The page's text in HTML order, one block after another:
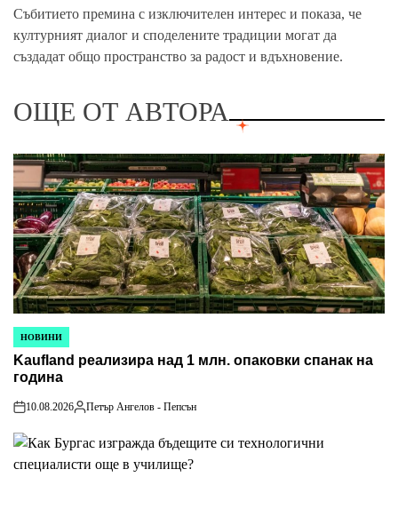
Събитието премина с изключителен интерес и показа, че
културният диалог и споделените традиции могат да
създадат общо пространство за радост и вдъхновение.
ОЩЕ ОТ АВТОРА
POSTED
IN
НОВИНИ
Kaufland реализира над 1 млн. опаковки спанак на
година
on
10.08.2026
Posted
Петър Ангелов - Пепсън